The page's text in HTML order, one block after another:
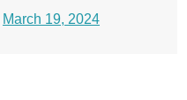
March 19, 2024